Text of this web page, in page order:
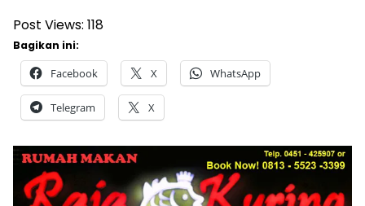
Post Views: 118
Bagikan ini:
Facebook X WhatsApp
Telegram X